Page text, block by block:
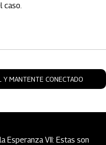
caso.
Y MANTENTE CONECTADO
Esperanza VII: Estas son